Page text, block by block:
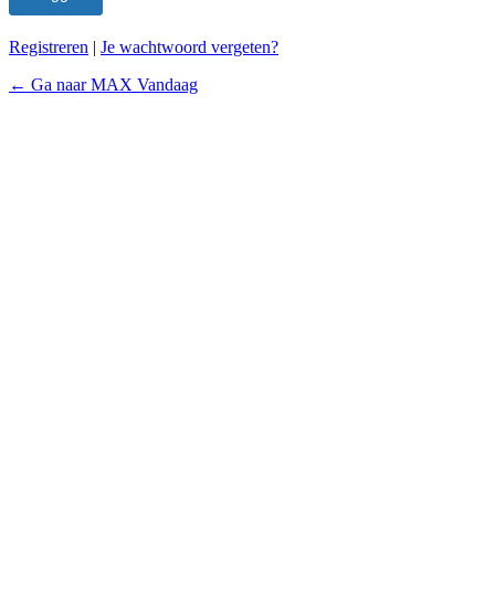
Registreren | Je wachtwoord vergeten?
← Ga naar MAX Vandaag